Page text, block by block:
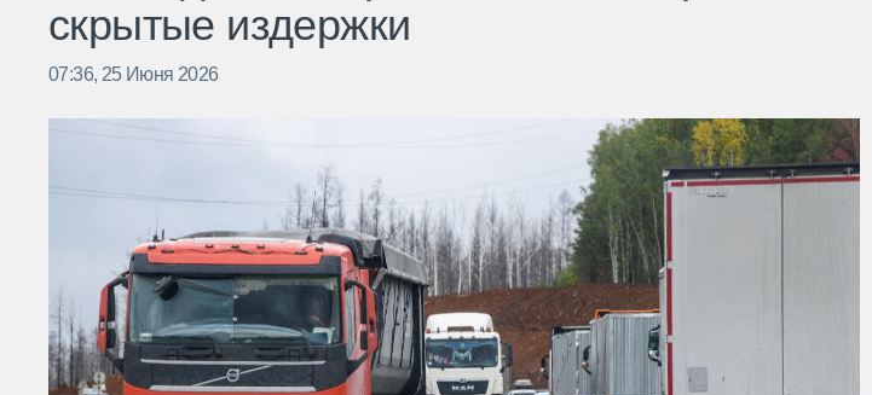
скрытые издержки
07:36, 25 Июня 2026